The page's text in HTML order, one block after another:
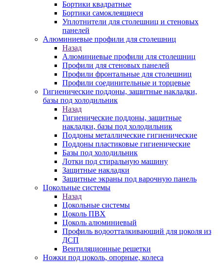
Бортики квадратные
Бортики самоклеящиеся
Уплотнители для столешниц и стеновых
панелей
Алюминиевые профили для столешниц
Назад
Алюминиевые профили для столешниц
Профили для стеновых панелей
Профили фронтальные для столешниц
Профили соединительные и торцевые
Гигиенические поддоны, защитные накладки,
базы под холодильник
Назад
Гигиенические поддоны, защитные
накладки, базы под холодильник
Поддоны металлические гигиенические
Поддоны пластиковые гигиенические
Базы под холодильник
Лотки под стиральную машину
Защитные накладки
Защитные экраны под варочную панель
Цокольные системы
Назад
Цокольные системы
Цоколь ПВХ
Цоколь алюминиевый
Профиль водоотталкивающий для цоколя из
ДСП
Вентиляционные решетки
Ножки под цоколь, опорные, колеса